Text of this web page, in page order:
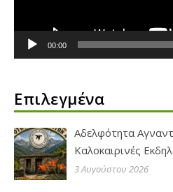
00:00
Επιλεγμένα
Αδελφότητα
Καλοκαιρινές
3 Αυγούστου 2026